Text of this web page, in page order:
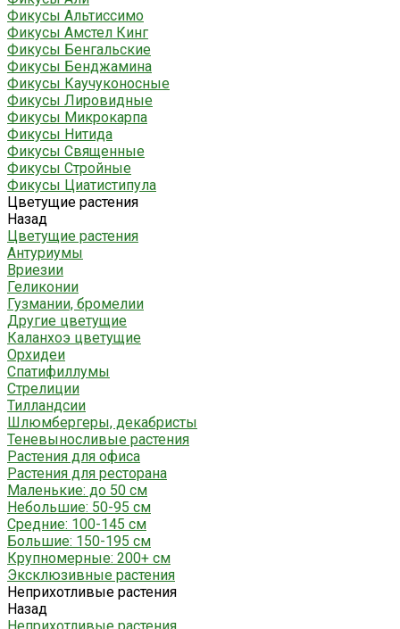
Фикусы Альтиссимо
Фикусы Амстел Кинг
Фикусы Бенгальские
Фикусы Бенджамина
Фикусы Каучуконосные
Фикусы Лировидные
Фикусы Микрокарпа
Фикусы Нитида
Фикусы Священные
Фикусы Стройные
Фикусы Циатистипула
Цветущие растения
Назад
Цветущие растения
Антуриумы
Вриезии
Геликонии
Гузмании, бромелии
Другие цветущие
Каланхоэ цветущие
Орхидеи
Спатифиллумы
Стрелиции
Тилландсии
Шлюмбергеры, декабристы
Теневыносливые растения
Растения для офиса
Растения для ресторана
Маленькие: до 50 см
Небольшие: 50-95 см
Средние: 100-145 см
Большие: 150-195 см
Крупномерные: 200+ см
Эксклюзивные растения
Неприхотливые растения
Назад